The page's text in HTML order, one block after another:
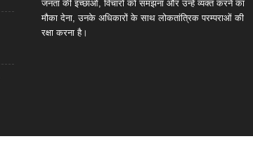
जनता की इच्छाओं, विचारों को समझना और उन्हें व्यक्त करने का
मौका देना, उनके अधिकारों के साथ लोकतांत्रिक परम्पराओं की
रक्षा करना है।